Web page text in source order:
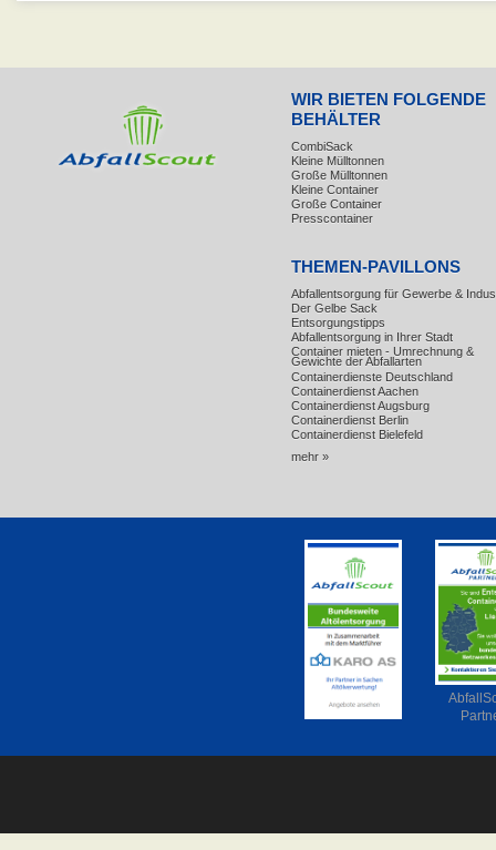
WIR BIETEN FOLGENDE
BEHÄLTER
CombiSack
Kleine Mülltonnen
Große Mülltonnen
Kleine Container
Große Container
Presscontainer
THEMEN-PAVILLONS
Abfallentsorgung für Gewerbe &
Der Gelbe Sack
Entsorgungstipps
Abfallentsorgung in Ihrer Stadt
Container mieten - Umrechnung &
Gewichte der Abfallarten
Containerdienste Deutschland
Containerdienst Aachen
Containerdienst Augsburg
Containerdienst Berlin
Containerdienst Bielefeld
mehr »